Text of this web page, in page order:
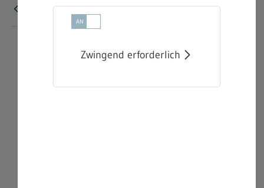
Fehler
Zwingend erforderlich